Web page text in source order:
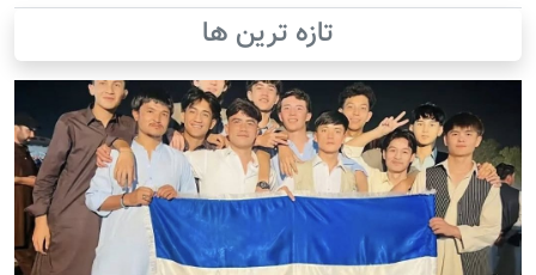
تازه ترین ها